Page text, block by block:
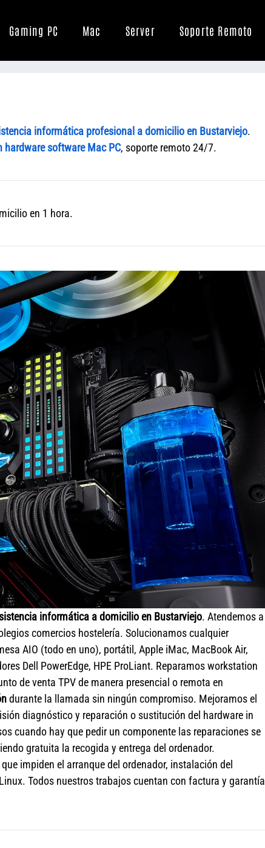
Gaming PC Mac Server Soporte Remoto
informática profesional a domicilio en Bustarviejo.
hardware software Mac PC, soporte remoto 24/7.
en 1 hora.
informática a domicilio en Bustarviejo. Atendemos a
comercios hostelería. Solucionamos cualquier
AIO (todo en uno), portátil, Apple iMac, MacBook Air,
Dell PowerEdge, HPE ProLiant. Reparamos workstation
de venta TPV de manera presencial o remota en
durante la llamada sin ningún compromiso. Mejoramos el
diagnóstico y reparación o sustitución del hardware in
cuando hay que pedir un componente las reparaciones se
gratuita la recogida y entrega del ordenador.
impiden el arranque del ordenador, instalación del
Todos nuestros trabajos cuentan con factura y garantía